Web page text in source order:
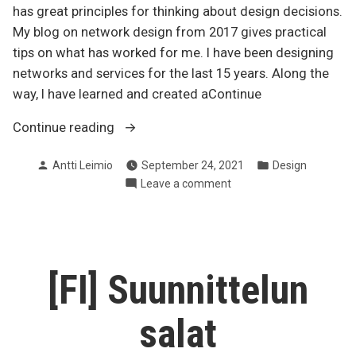
has great principles for thinking about design decisions.
My blog on network design from 2017 gives practical
tips on what has worked for me. I have been designing
networks and services for the last 15 years. Along the
way, I have learned and created aContinue
Continue reading
“Design
Posted
Antti Leimio September 24, 2021
Posted
Design
Leave a commenton
[FI] Suunnittelun
salat